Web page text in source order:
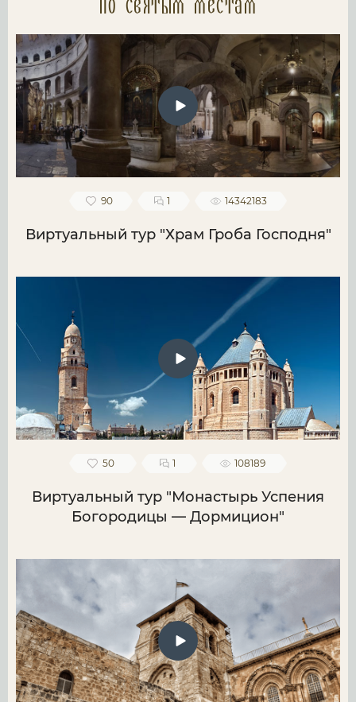
по святым местам
90 1 14342183
Виртуальный тур "Храм Гроба Господня"
50 1 108189
Виртуальный тур "Монастырь Успения
Богородицы — Дормицион"